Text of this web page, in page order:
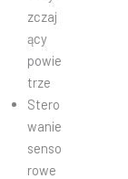
zczaj
ący
powie
trze
Stero
wanie
senso
rowe